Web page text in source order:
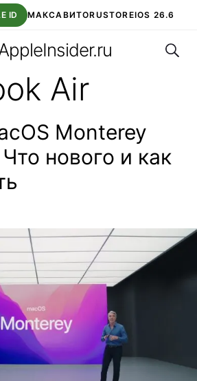
ID МАКСАВИТОRUSTOREIOS 26.6
ВТБ ОНЛАЙН ЧАТ В ROBLOX
Air
Monterey
нового и как